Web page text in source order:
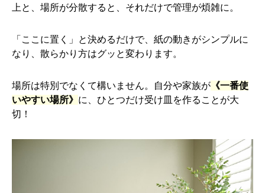
上と、場所が分散すると、それだけで管理が煩雑に。
「ここに置く」と決めるだけで、紙の動きがシンプルに
なり、散らかり方はグッと変わります。
場所は特別でなくて構いません。自分や家族が 《一番使
いやすい場所》 に、ひとつだけ受け皿を作ることが大
切！